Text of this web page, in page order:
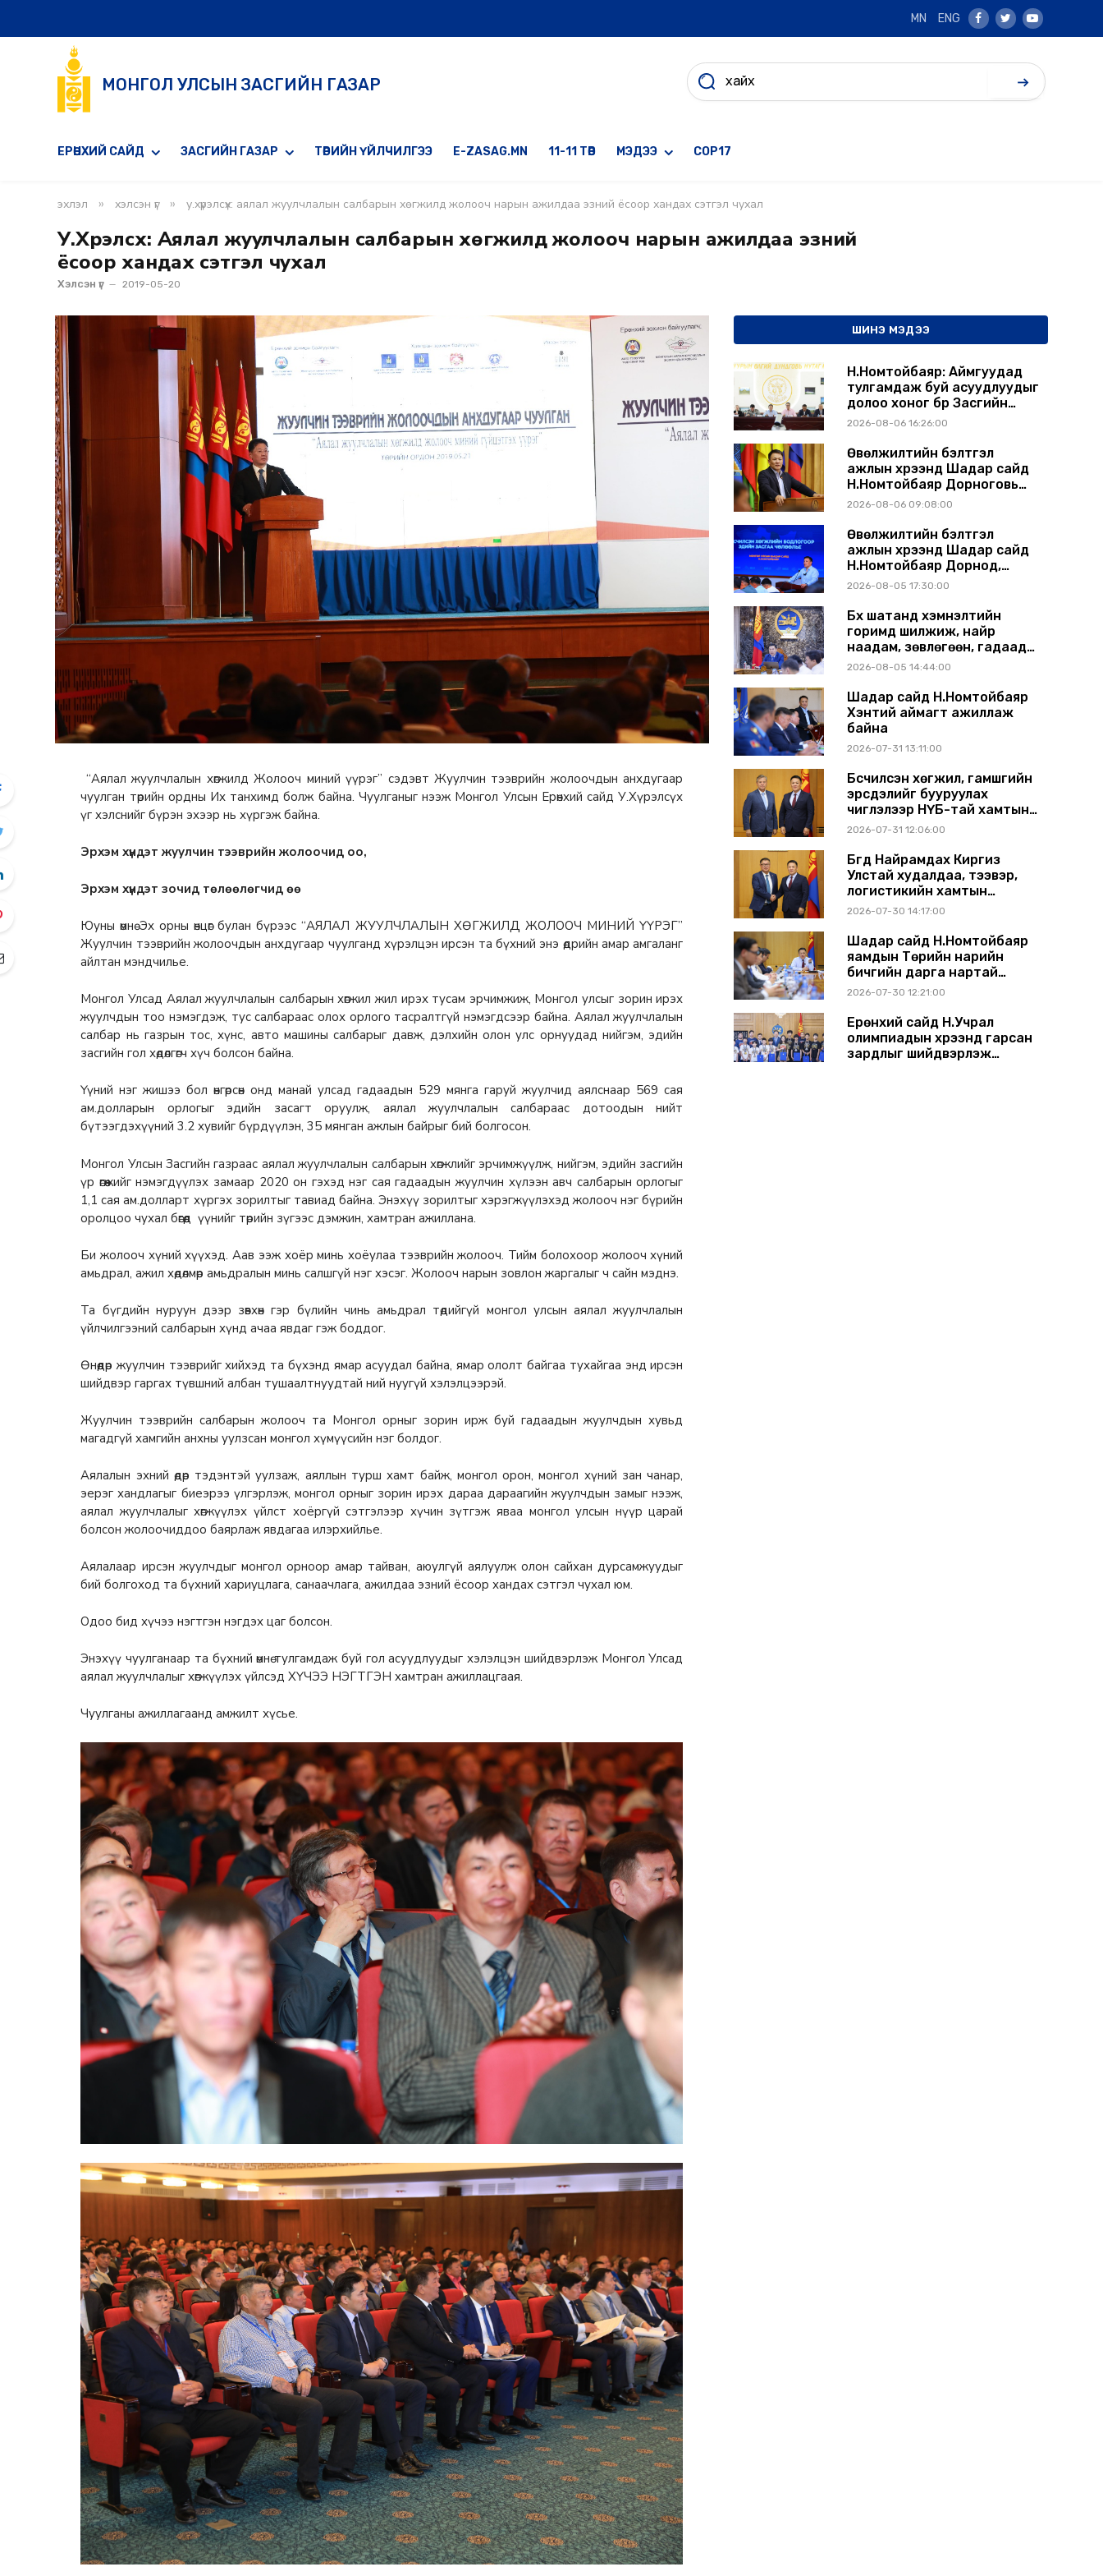
MN ENG
Facebook
TwitterYoutube
МОНГОЛ УЛСЫН ЗАСГИЙН ГАЗАР
ЕРӨНХИЙ САЙД ЗАСГИЙН ГАЗАР ТӨРИЙН ҮЙЛЧИЛГЭЭ E-ZASAG.MN 11-11 ТӨВ МЭДЭЭ COP17
эхлэл » хэлсэн үг » у.хүрэлсүх: аялал жуулчлалын салбарын хөгжилд жолооч нарын ажилдаа эзний ёсоор хандах сэтгэл чухал
У.Хүрэлсүх: Аялал жуулчлалын салбарын хөгжилд жолооч нарын ажилдаа эзний
ёсоор хандах сэтгэл чухал
Хэлсэн үг 2019-05-20
“Аялал жуулчлалын хөгжилд Жолооч миний үүрэг” сэдэвт Жуулчин тээврийн жолоочдын анхдугаар
чуулган төрийн ордны Их танхимд болж байна. Чуулганыг нээж Монгол Улсын Ерөнхий сайд У.Хүрэлсүх
үг хэлснийг бүрэн эхээр нь хүргэж байна.
Эрхэм хүндэт жуулчин тээврийн жолоочид оо,
Эрхэм хүндэт зочид төлөөлөгчид өө
Юуны өмнө Эх орны өнцөг булан бүрээс “АЯЛАЛ ЖУУЛЧЛАЛЫН ХӨГЖИЛД ЖОЛООЧ МИНИЙ ҮҮРЭГ”
Жуулчин тээврийн жолоочдын анхдугаар чуулганд хүрэлцэн ирсэн та бүхний энэ өдрийн амар амгаланг
айлтан мэндчилье.
Монгол Улсад Аялал жуулчлалын салбарын хөгжил жил ирэх тусам эрчимжиж, Монгол улсыг зорин ирэх
жуулчдын тоо нэмэгдэж, тус салбараас олох орлого тасралтгүй нэмэгдсээр байна. Аялал жуулчлалын
салбар нь газрын тос, хүнс, авто машины салбарыг давж, дэлхийн олон улс орнуудад нийгэм, эдийн
засгийн гол хөдөлгөгч хүч болсон байна.
Үүний нэг жишээ бол өнгөрсөн онд манай улсад гадаадын 529 мянга гаруй жуулчид аялснаар 569 сая
ам.долларын орлогыг эдийн засагт оруулж, аялал жуулчлалын салбараас дотоодын нийт
бүтээгдэхүүний 3.2 хувийг бүрдүүлэн, 35 мянган ажлын байрыг бий болгосон.
Монгол Улсын Засгийн газраас аялал жуулчлалын салбарын хөгжлийг эрчимжүүлж, нийгэм, эдийн засгийн
үр өгөөжийг нэмэгдүүлэх замаар 2020 он гэхэд нэг сая гадаадын жуулчин хүлээн авч салбарын орлогыг
1,1 сая ам.долларт хүргэх зорилтыг тавиад байна. Энэхүү зорилтыг хэрэгжүүлэхэд жолооч нэг бүрийн
оролцоо чухал бөгөөд үүнийг төрийн зүгээс дэмжин, хамтран ажиллана.
Би жолооч хүний хүүхэд. Аав ээж хоёр минь хоёулаа тээврийн жолооч. Тийм болохоор жолооч хүний
амьдрал, ажил хөдөлмөр амьдралын минь салшгүй нэг хэсэг. Жолооч нарын зовлон жаргалыг ч сайн мэднэ.
Та бүгдийн нуруун дээр зөвхөн гэр бүлийн чинь амьдрал төдийгүй монгол улсын аялал жуулчлалын
үйлчилгээний салбарын хүнд ачаа явдаг гэж боддог.
Өнөөдөр жуулчин тээврийг хийхэд та бүхэнд ямар асуудал байна, ямар ололт байгаа тухайгаа энд ирсэн
шийдвэр гаргах түвшний албан тушаалтнуудтай ний нуугүй хэлэлцээрэй.
Жуулчин тээврийн салбарын жолооч та Монгол орныг зорин ирж буй гадаадын жуулчдын хувьд
магадгүй хамгийн анхны уулзсан монгол хүмүүсийн нэг болдог.
Аялалын эхний өдөр тэдэнтэй уулзаж, аяллын турш хамт байж, монгол орон, монгол хүний зан чанар,
эерэг хандлагыг биеэрээ үлгэрлэж, монгол орныг зорин ирэх дараа дараагийн жуулчдын замыг нээж,
аялал жуулчлалыг хөгжүүлэх үйлст хоёргүй сэтгэлээр хүчин зүтгэж яваа монгол улсын нүүр царай
болсон жолоочиддоо баярлаж явдагаа илэрхийлье.
Аялалаар ирсэн жуулчдыг монгол орноор амар тайван, аюулгүй аялуулж олон сайхан дурсамжуудыг
бий болгоход та бүхний хариуцлага, санаачлага, ажилдаа эзний ёсоор хандах сэтгэл чухал юм.
Одоо бид хүчээ нэгтгэн нэгдэх цаг болсон.
Энэхүү чуулганаар та бүхний өмнө тулгамдаж буй гол асуудлуудыг хэлэлцэн шийдвэрлэж Монгол Улсад
аялал жуулчлалыг хөгжүүлэх үйлсэд ХҮЧЭЭ НЭГТГЭН хамтран ажиллацгаая.
Чуулганы ажиллагаанд амжилт хүсье.
ШИНЭ МЭДЭЭ
Н.Номтойбаяр: Аймгуудад
тулгамдаж буй асуудлуудыг
долоо хоног бүр Засгийн
газрын хуралдаанд
2026-08-06 16:26:00
Өвөлжилтийн бэлтгэл
ажлын хүрээнд Шадар сайд
Н.Номтойбаяр Дорноговь
аймагт ажиллав
2026-08-06 09:08:00
Өвөлжилтийн бэлтгэл
ажлын хүрээнд Шадар сайд
Н.Номтойбаяр Дорнод,
Сүхбаатар аймагт ажиллав
2026-08-05 17:30:00
Бүх шатанд хэмнэлтийн
горимд шилжиж, найр
наадам, зөвлөгөөн, гадаад
томилолтыг хориглолоо
2026-08-05 14:44:00
Шадар сайд Н.Номтойбаяр
Хэнтий аймагт ажиллаж
байна
2026-07-31 13:11:00
Бүсчилсэн хөгжил, гамшгийн
эрсдэлийг бууруулах
чиглэлээр НҮБ-тай хамтын
ажиллагаагаа өргөжүүлэхээр
2026-07-31 12:06:00
Бүгд Найрамдах Киргиз
Улстай худалдаа, тээвэр,
логистикийн хамтын
ажиллагааг өргөжүүлнэ
2026-07-30 14:17:00
Шадар сайд Н.Номтойбаяр
яамдын Төрийн нарийн
бичгийн дарга нартай
шуурхай хуралдлаа
2026-07-30 12:21:00
Ерөнхий сайд Н.Учрал
олимпиадын хүрээнд гарсан
зардлыг шийдвэрлэж